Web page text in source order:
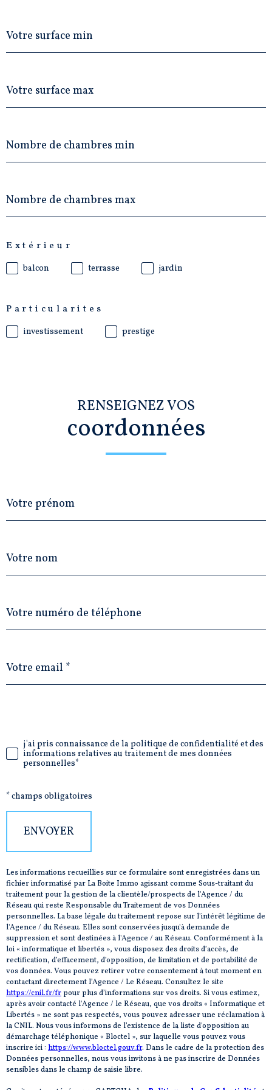
min
max
de
chambres
de
chambres
Extérieur
balcon terrasse jardin
Particularites
investissement prestige
RENSEIGNEZ VOS
coordonnées
email
*
j'ai pris connaissance de la politique de confidentialité et des
informations relatives au traitement de mes données
personnelles*
* champs obligatoires
ENVOYER
Les informations recueillies sur ce formulaire sont enregistrées dans un
fichier informatisé par La Boite Immo agissant comme Sous-traitant du
traitement pour la gestion de la clientèle/prospects de l'Agence / du
Réseau qui reste Responsable du Traitement de vos Données
personnelles. La base légale du traitement repose sur l'intérêt légitime de
l'Agence / du Réseau. Elles sont conservées jusqu'à demande de
suppression et sont destinées à l'Agence / au Réseau. Conformément à la
loi « informatique et libertés », vous disposez des droits d’accès, de
rectification, d’effacement, d’opposition, de limitation et de portabilité de
vos données. Vous pouvez retirer votre consentement à tout moment en
contactant directement l’Agence / Le Réseau. Consultez le site
https://cnil.fr/frpour plus d’informations sur vos droits. Si vous estimez,
après avoir contacté l'Agence / le Réseau, que vos droits « Informatique et
Libertés » ne sont pas respectés, vous pouvez adresser une réclamation à
la CNIL. Nous vous informons de l’existence de la liste d'opposition au
démarchage téléphonique « Bloctel », sur laquelle vous pouvez vous
inscrire ici : https://www.bloctel.gouv.fr. Dans le cadre de la protection des
Données personnelles, nous vous invitons à ne pas inscrire de Données
sensibles dans le champ de saisie libre.